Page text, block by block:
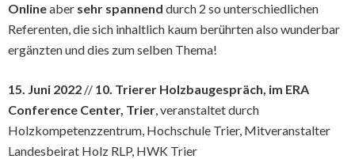
Onlineaber sehr spannend durch 2 so unterschiedlichen
Referenten, die sich inhaltlich kaum berührten also wunderbar
ergänzten und dies zum selben Thema!
15. Juni 2022 // 10. Trierer Holzbaugespräch, im ERA
Conference Center, Trier, veranstaltet durch
Holzkompetenzzentrum, Hochschule Trier, Mitveranstalter
Landesbeirat Holz RLP, HWK Trier